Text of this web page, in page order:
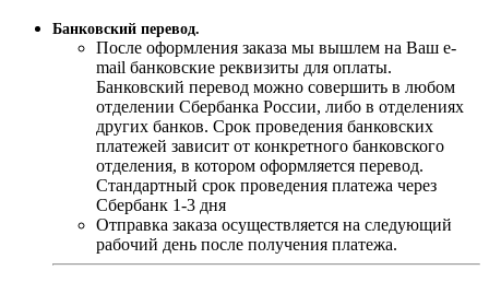
Банковский перевод.
После оформления заказа мы вышлем на Ваш e-
mail банковские реквизиты для оплаты.
Банковский перевод можно совершить в любом
отделении Сбербанка России, либо в отделениях
других банков. Срок проведения банковских
платежей зависит от конкретного банковского
отделения, в котором оформляется перевод.
Стандартный срок проведения платежа через
Сбербанк 1-3 дня
Отправка заказа осуществляется на следующий
рабочий день после получения платежа.